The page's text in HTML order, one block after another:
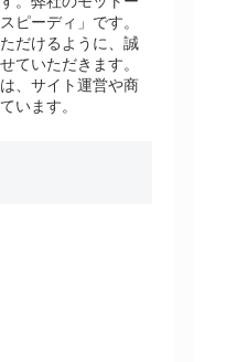
ピーディ」です。
だけるように、誠
ていただきます。
、サイト運営や商
います。